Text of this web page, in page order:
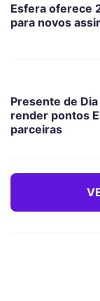
Esfera oferece
para novos
Presente de
render pontos
parceiras